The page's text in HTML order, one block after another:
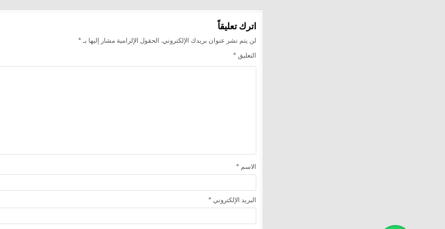
اترك تعليقاً
لن يتم نشر عنوان بريدك الإلكتروني. الحقول الإلزامية مشار إليها بـ *
التعليق *
الاسم *
البريد الإلكتروني *